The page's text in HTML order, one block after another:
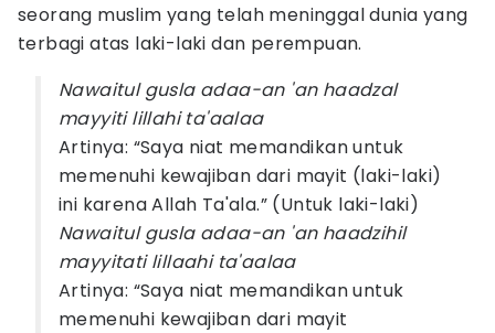
seorang muslim yang telah meninggal dunia yang
terbagi atas laki-laki dan perempuan.
Nawaitul gusla adaa-an 'an haadzal
mayyiti lillahi ta'aalaa
Artinya: “Saya niat memandikan untuk
memenuhi kewajiban dari mayit (laki-laki)
ini karena Allah Ta'ala.” (Untuk laki-laki)
Nawaitul gusla adaa-an 'an haadzihil
mayyitati lillaahi ta'aalaa
Artinya: “Saya niat memandikan untuk
memenuhi kewajiban dari mayit